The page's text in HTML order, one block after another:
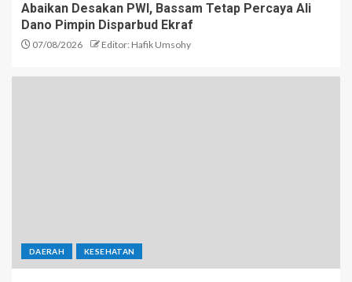
Abaikan Desakan PWI, Bassam Tetap Percaya Ali
Dano Pimpin Disparbud Ekraf
07/08/2026 Editor: Hafik Umsohy
DAERAH KESEHATAN